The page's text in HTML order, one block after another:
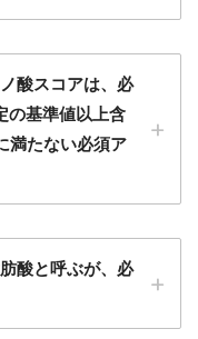
酸スコアは、必
の基準値以上含
満たない必須ア
酸と呼ぶが、必